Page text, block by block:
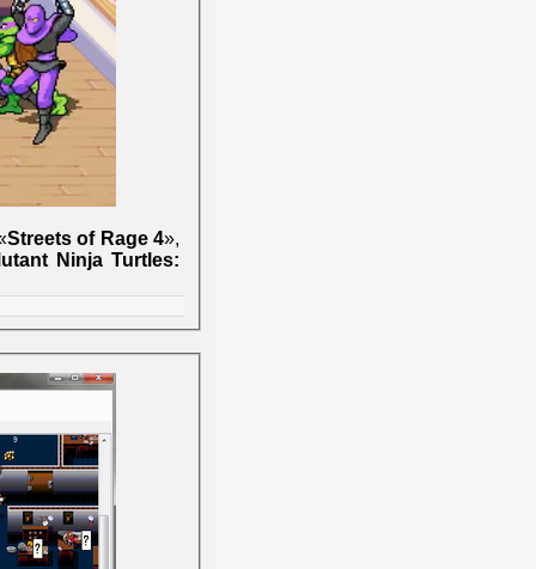
Streets of Rage 4»,
Ninja Turtles: